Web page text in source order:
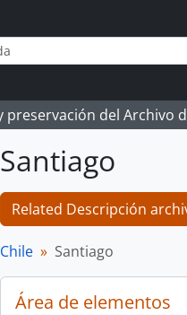
del Archivo
Santiago
Related Descripción
Chile Santiago
Área de elementos